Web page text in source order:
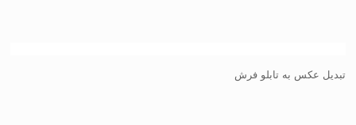
تبدیل عکس به تابلو فرش